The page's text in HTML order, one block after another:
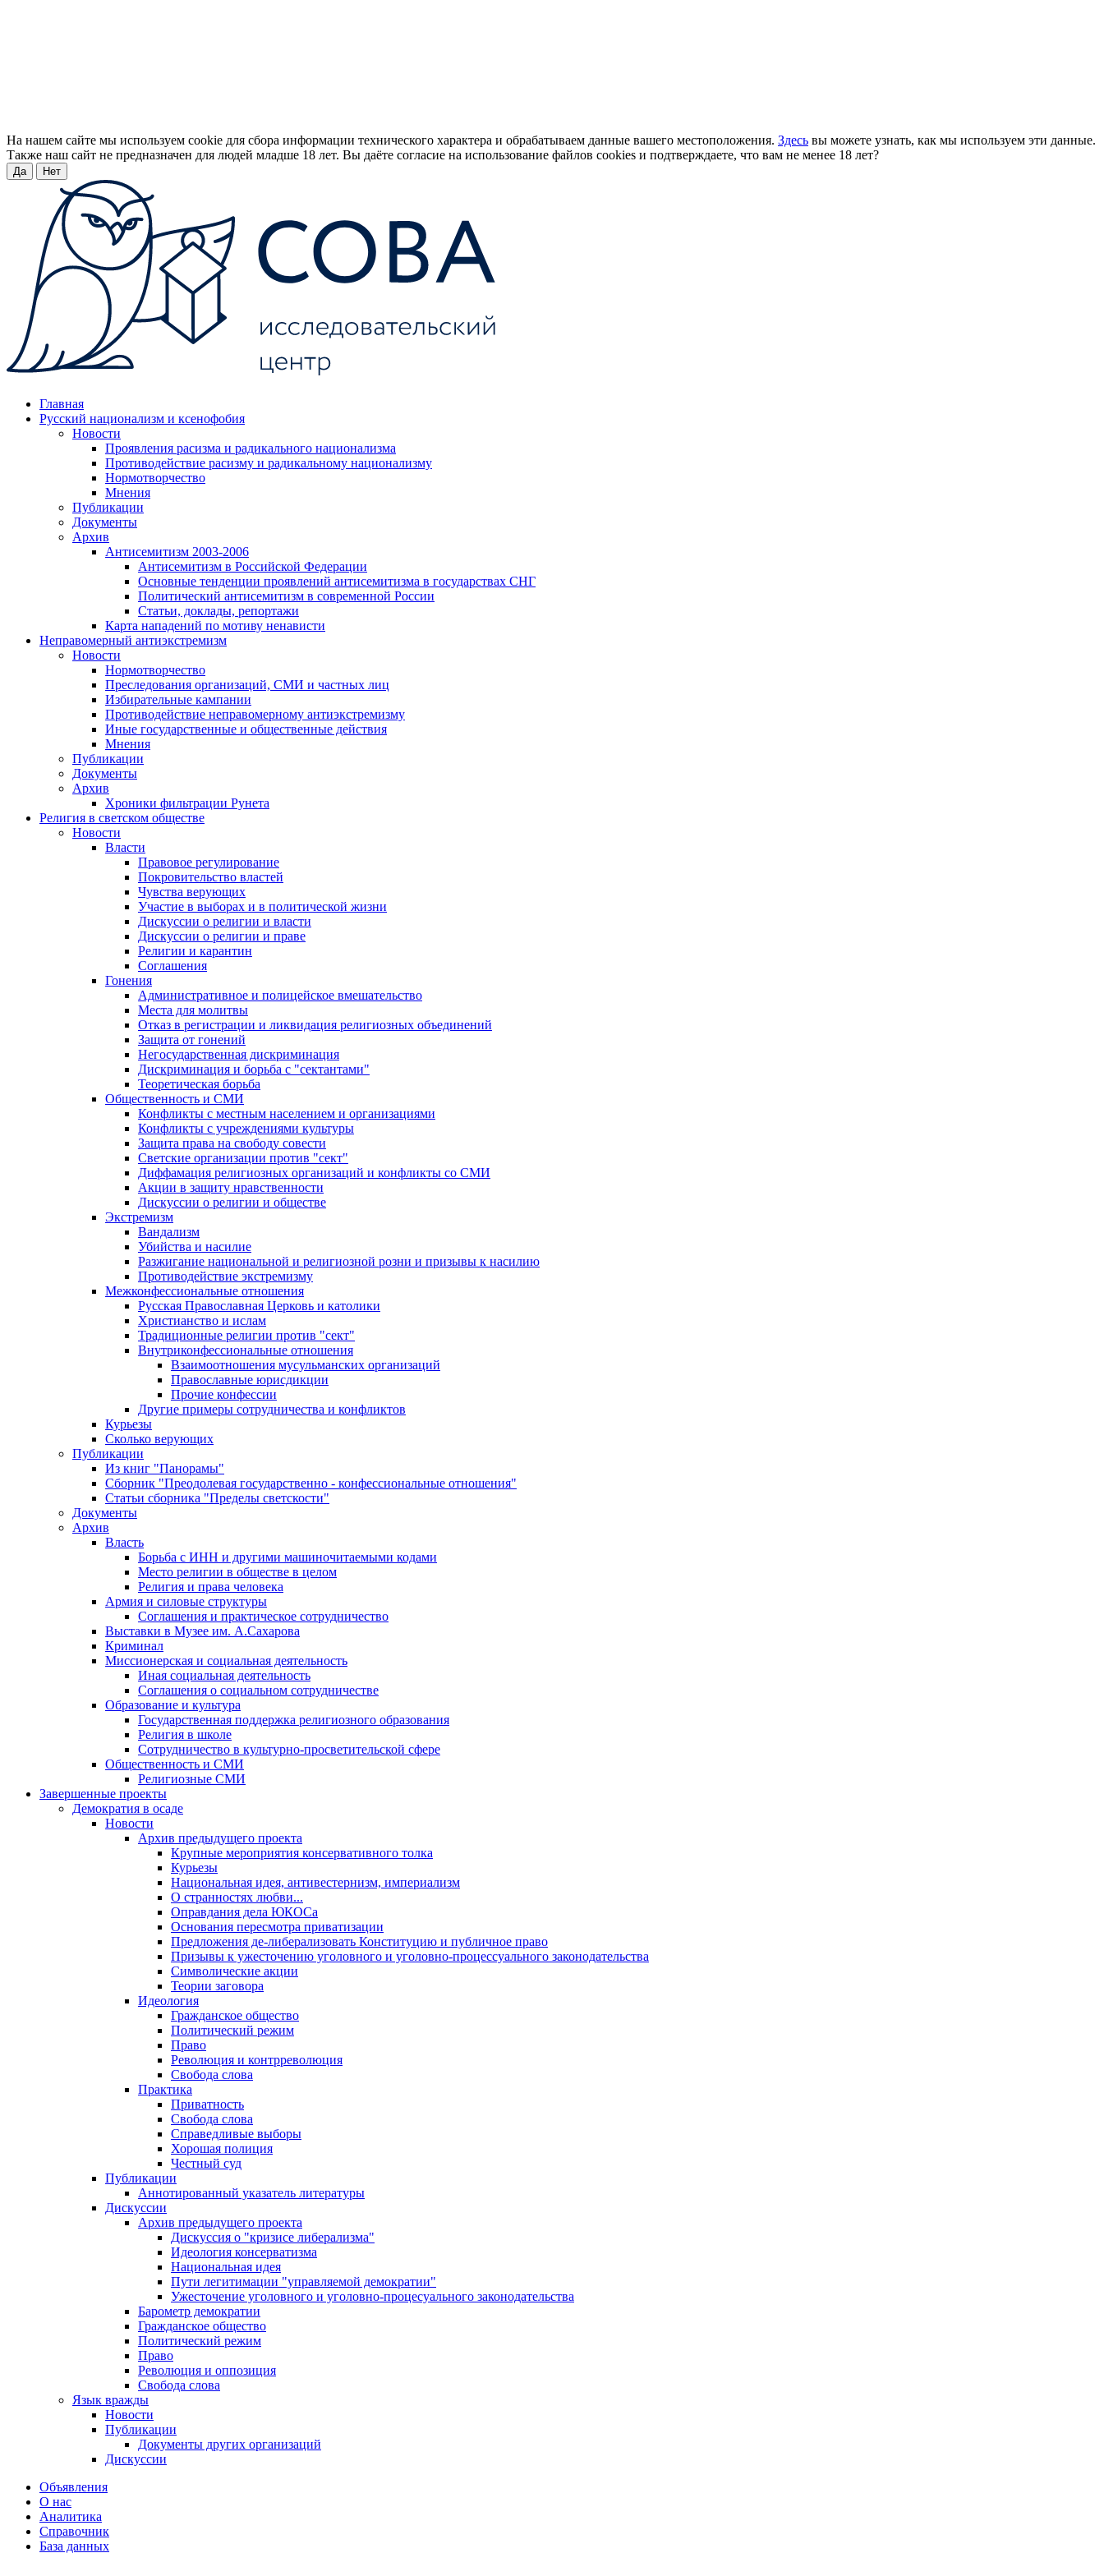
На нашем сайте мы используем cookie для сбора информации технического характера и обрабатываем данные вашего местоположения. Здесь вы можете узнать, как мы используем эти данные.
Также наш сайт не предназначен для людей младше 18 лет. Вы даёте согласие на использование файлов cookies и подтверждаете, что вам не менее 18 лет?
Да Нет
Главная
Русский национализм и ксенофобия
Новости
Проявления расизма и радикального национализма
Противодействие расизму и радикальному национализму
Нормотворчество
Мнения
Публикации
Документы
Архив
Антисемитизм 2003-2006
Антисемитизм в Российской Федерации
Основные тенденции проявлений антисемитизма в государствах СНГ
Политический антисемитизм в современной России
Статьи, доклады, репортажи
Карта нападений по мотиву ненависти
Неправомерный антиэкстремизм
Новости
Нормотворчество
Преследования организаций, СМИ и частных лиц
Избирательные кампании
Противодействие неправомерному антиэкстремизму
Иные государственные и общественные действия
Мнения
Публикации
Документы
Архив
Хроники фильтрации Рунета
Религия в светском обществе
Новости
Власти
Правовое регулирование
Покровительство властей
Чувства верующих
Участие в выборах и в политической жизни
Дискуссии о религии и власти
Дискуссии о религии и праве
Религии и карантин
Соглашения
Гонения
Административное и полицейское вмешательство
Места для молитвы
Отказ в регистрации и ликвидация религиозных объединений
Защита от гонений
Негосударственная дискриминация
Дискриминация и борьба с "сектантами"
Теоретическая борьба
Общественность и СМИ
Конфликты с местным населением и организациями
Конфликты с учреждениями культуры
Защита права на свободу совести
Светские организации против "сект"
Диффамация религиозных организаций и конфликты со СМИ
Акции в защиту нравственности
Дискуссии о религии и обществе
Экстремизм
Вандализм
Убийства и насилие
Разжигание национальной и религиозной розни и призывы к насилию
Противодействие экстремизму
Межконфессиональные отношения
Русская Православная Церковь и католики
Христианство и ислам
Традиционные религии против "сект"
Внутриконфессиональные отношения
Взаимоотношения мусульманских организаций
Православные юрисдикции
Прочие конфессии
Другие примеры сотрудничества и конфликтов
Курьезы
Сколько верующих
Публикации
Из книг "Панорамы"
Сборник "Преодолевая государственно - конфессиональные отношения"
Статьи сборника "Пределы светскости"
Документы
Архив
Власть
Борьба с ИНН и другими машиночитаемыми кодами
Место религии в обществе в целом
Религия и права человека
Армия и силовые структуры
Соглашения и практическое сотрудничество
Выставки в Музее им. А.Сахарова
Криминал
Миссионерская и социальная деятельность
Иная социальная деятельность
Соглашения о социальном сотрудничестве
Образование и культура
Государственная поддержка религиозного образования
Религия в школе
Сотрудничество в культурно-просветительской сфере
Общественность и СМИ
Религиозные СМИ
Завершенные проекты
Демократия в осаде
Новости
Архив предыдущего проекта
Крупные мероприятия консервативного толка
Курьезы
Национальная идея, антивестернизм, империализм
О странностях любви...
Оправдания дела ЮКОСа
Основания пересмотра приватизации
Предложения де-либерализовать Конституцию и публичное право
Призывы к ужесточению уголовного и уголовно-процессуального законодательства
Символические акции
Теории заговора
Идеология
Гражданское общество
Политический режим
Право
Революция и контрреволюция
Свобода слова
Практика
Приватность
Свобода слова
Справедливые выборы
Хорошая полиция
Честный суд
Публикации
Аннотированный указатель литературы
Дискуссии
Архив предыдущего проекта
Дискуссия о "кризисе либерализма"
Идеология консерватизма
Национальная идея
Пути легитимации "управляемой демократии"
Ужесточение уголовного и уголовно-процесуального законодательства
Барометр демократии
Гражданское общество
Политический режим
Право
Революция и оппозиция
Свобода слова
Язык вражды
Новости
Публикации
Документы других организаций
Дискуссии
Объявления
О нас
Аналитика
Справочник
База данных